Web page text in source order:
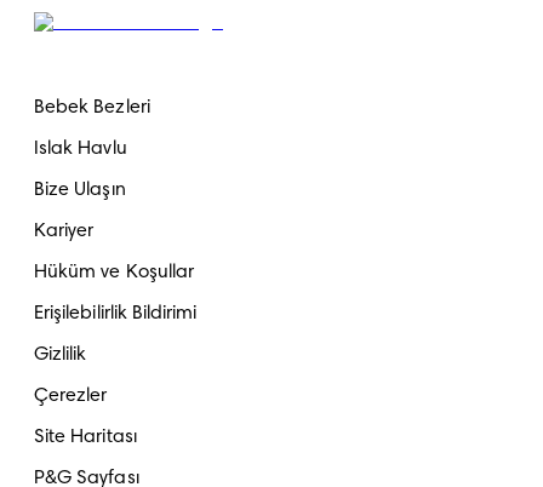
Bebek Bezleri
Islak Havlu
Bize Ulaşın
Kariyer
Hüküm ve Koşullar
Erişilebilirlik Bildirimi
Gizlilik
Çerezler
Site Haritası
P&G Sayfası